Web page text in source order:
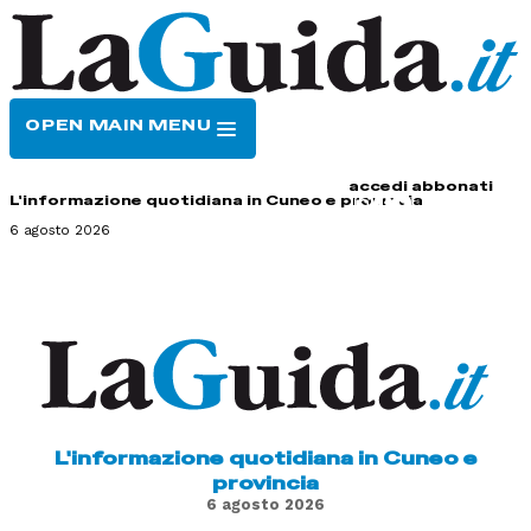
OPEN MAIN MENU
accedi abbonati
L'informazione quotidiana in Cuneo e provincia
6 agosto 2026
L'informazione quotidiana in Cuneo e
provincia
6 agosto 2026